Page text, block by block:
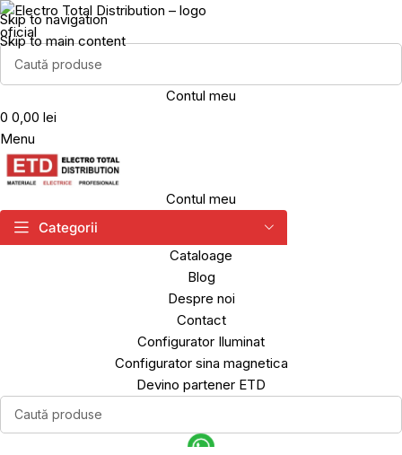
Skip to navigation
Skip to main content
Contul meu
0 0,00 lei
Menu
Contul meu
Categorii
Cataloage
Blog
Despre noi
Contact
Configurator Iluminat
Configurator sina magnetica
Devino partener ETD